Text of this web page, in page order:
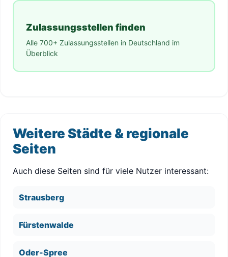
Zulassungsstellen finden
Alle 700+ Zulassungsstellen in Deutschland im
Überblick
Weitere Städte & regionale
Seiten
Auch diese Seiten sind für viele Nutzer interessant:
Strausberg
Fürstenwalde
Oder-Spree